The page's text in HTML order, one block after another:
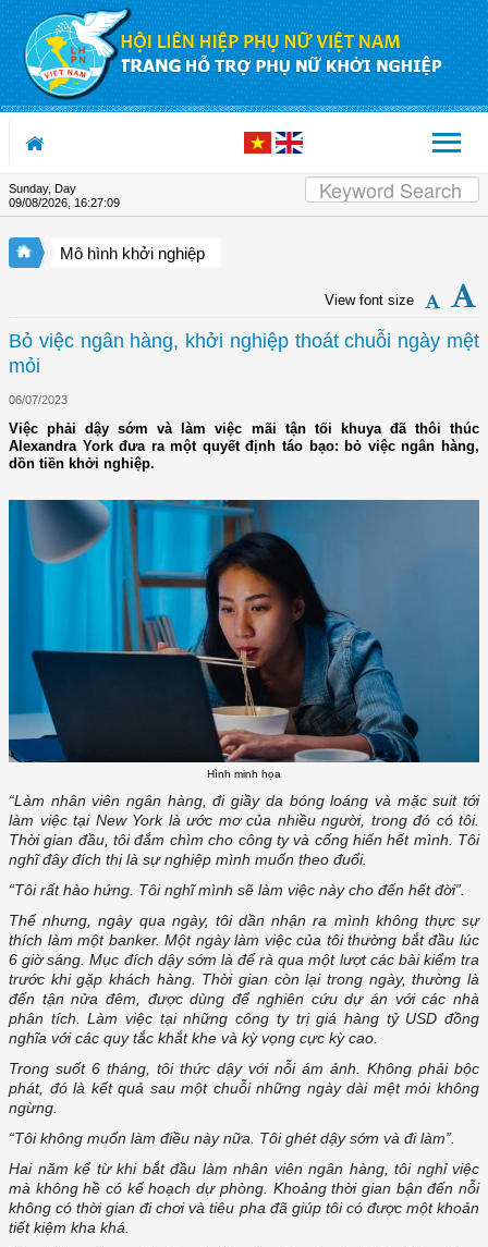
Skip to Content
Sunday, Day
09/08/2026 16:27:09
Mô hình khởi nghiệp
View font size
Bỏ việc ngân hàng, khởi nghiệp thoát chuỗi ngày mệt
mỏi
06/07/2023
Việc phải dậy sớm và làm việc mãi tận tối khuya đã thôi thúc
Alexandra York đưa ra một quyết định táo bạo: bỏ việc ngân hàng,
dồn tiền khởi nghiệp.
Hình minh họa
“Làm nhân viên ngân hàng, đi giầy da bóng loáng và mặc suit tới
làm việc tại New York là ước mơ của nhiều người, trong đó có tôi.
Thời gian đầu, tôi đắm chìm cho công ty và cống hiến hết mình. Tôi
nghĩ đây đích thị là sự nghiệp mình muốn theo đuổi.
“Tôi rất hào hứng. Tôi nghĩ mình sẽ làm việc này cho đến hết đời”.
Thế nhưng, ngày qua ngày, tôi dần nhận ra mình không thực sự
thích làm một banker. Một ngày làm việc của tôi thường bắt đầu lúc
6 giờ sáng. Mục đích dậy sớm là để rà qua một lượt các bài kiểm tra
trước khi gặp khách hàng. Thời gian còn lại trong ngày, thường là
đến tận nửa đêm, được dùng để nghiên cứu dự án với các nhà
phân tích. Làm việc tại những công ty trị giá hàng tỷ USD đồng
nghĩa với các quy tắc khắt khe và kỳ vọng cực kỳ cao.
Trong suốt 6 tháng, tôi thức dậy với nỗi ám ảnh. Không phải bộc
phát, đó là kết quả sau một chuỗi những ngày dài mệt mỏi không
ngừng.
“Tôi không muốn làm điều này nữa. Tôi ghét dậy sớm và đi làm”.
Hai năm kể từ khi bắt đầu làm nhân viên ngân hàng, tôi nghỉ việc
mà không hề có kế hoạch dự phòng. Khoảng thời gian bận đến nỗi
không có thời gian đi chơi và tiêu pha đã giúp tôi có được một khoản
tiết kiệm kha khá.